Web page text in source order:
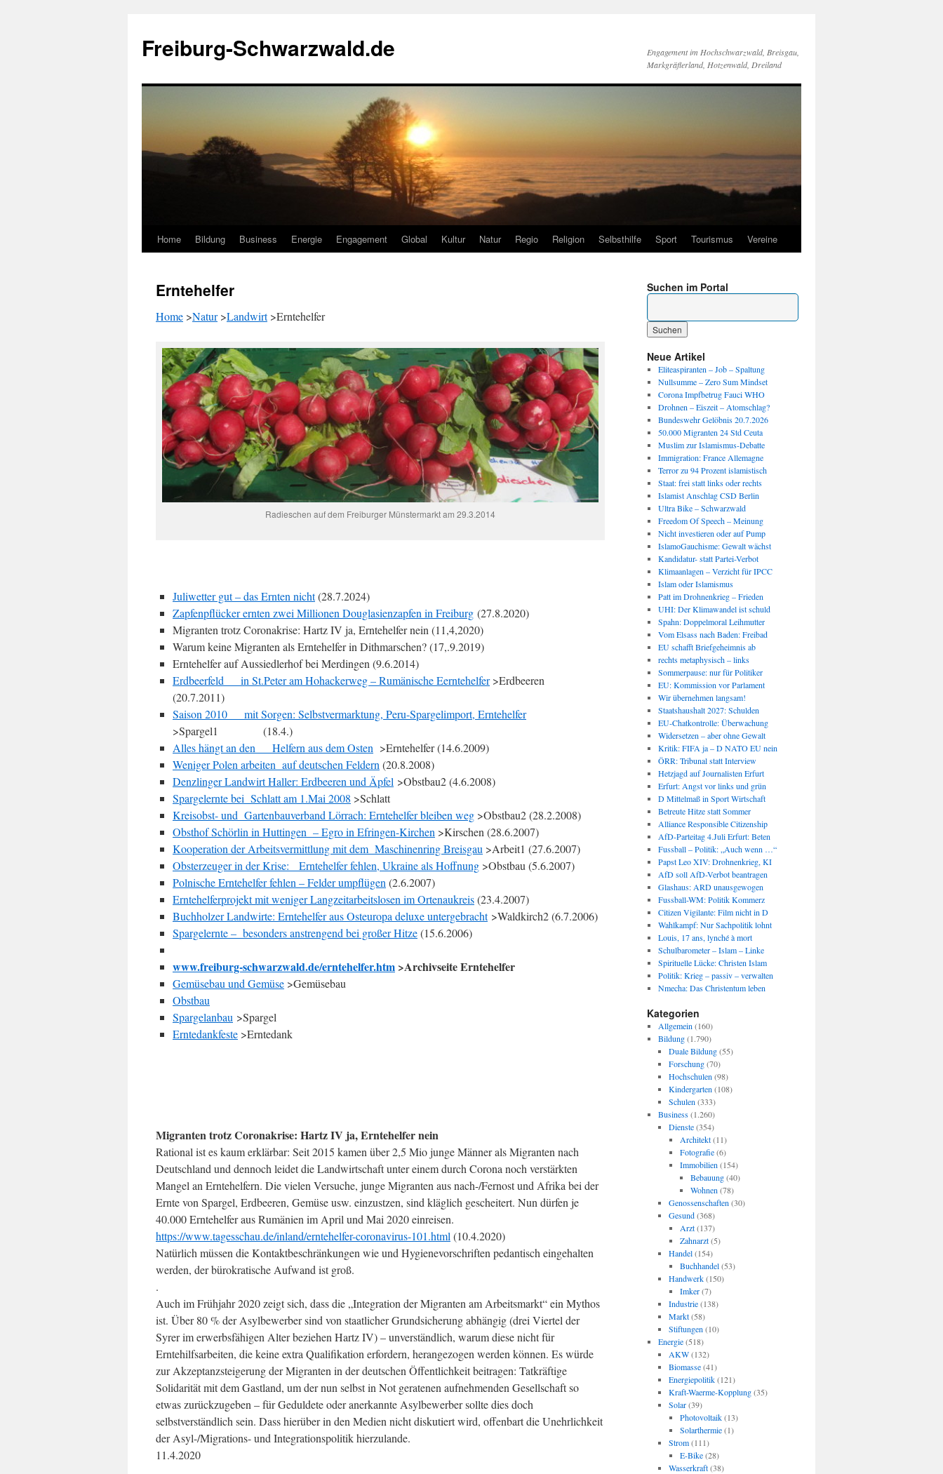
springen
Freiburg-Schwarzwald.de
Engagement im Hochschwarzwald, Breisgau,
Markgräflerland, Hotzenwald, Dreiland
Home Bildung Business Energie Engagement Global Kultur Natur Regio Religion Selbsthilfe Sport Tourismus Vereine
Erntehelfer
Home >Natur>Landwirt>Erntehelfer
Radieschen auf dem Freiburger Münstermarkt am 29.3.2014
Juliwetter gut – das Ernten nicht(28.7.2024)
Zapfenpflücker ernten zwei Millionen Douglasienzapfen in Freiburg (27.8.2020)
Migranten trotz Coronakrise: Hartz IV ja, Erntehelfer nein (11,4,2020)
Warum keine Migranten als Erntehelfer in Dithmarschen? (17,.9.2019)
Erntehelfer auf Aussiedlerhof bei Merdingen (9.6.2014)
Erdbeerfeld in St.Peter am Hohackerweg – Rumänische Eerntehelfer>Erdbeeren
(20.7.2011)
Saison 2010 mit Sorgen: Selbstvermarktung, Peru-Spargelimport, Erntehelfer
>Spargel1 (18.4.)
Alles hängt an den Helfern aus dem Osten >Erntehelfer (14.6.2009)
Weniger Polen arbeiten auf deutschen Feldern (20.8.2008)
Denzlinger Landwirt Haller: Erdbeeren und Äpfel >Obstbau2 (4.6.2008)
Spargelernte bei Schlatt am 1.Mai 2008 >Schlatt
Kreisobst- und Gartenbauverband Lörrach: Erntehelfer bleiben weg >Obstbau2 (28.2.2008)
Obsthof Schörlin in Huttingen – Egro in Efringen-Kirchen >Kirschen (28.6.2007)
Kooperation der Arbeitsvermittlung mit dem Maschinenring Breisgau >Arbeit1 (27.6.2007)
Obsterzeuger in der Krise: Erntehelfer fehlen, Ukraine als Hoffnung >Obstbau (5.6.2007)
Polnische Erntehelfer fehlen – Felder umpflügen (2.6.2007)
Erntehelferprojekt mit weniger Langzeitarbeitslosen im Ortenaukreis(23.4.2007)
Buchholzer Landwirte: Erntehelfer aus Osteuropa deluxe untergebracht>Waldkirch2 (6.7.2006)
Spargelernte – besonders anstrengend bei großer Hitze(15.6.2006)
www.freiburg-schwarzwald.de/erntehelfer.htm >Archivseite Erntehelfer
Gemüsebau und Gemüse >Gemüsebau
Obstbau
Spargelanbau >Spargel
Erntedankfeste >Erntedank
Migranten trotz Coronakrise: Hartz IV ja, Erntehelfer nein
Rational ist es kaum erklärbar: Seit 2015 kamen über 2,5 Mio junge Männer als Migranten nach
Deutschland und dennoch leidet die Landwirtschaft unter einem durch Corona noch verstärkten
Mangel an Erntehelfern. Die vielen Versuche, junge Migranten aus nach-/Fernost und Afrika bei der
Ernte von Spargel, Erdbeeren, Gemüse usw. einzustzen, sind kläglich gescheitert. Nun dürfen je
40.000 Erntehelfer aus Rumänien im April und Mai 2020 einreisen.
https://www.tagesschau.de/inland/erntehelfer-coronavirus-101.html (10.4.2020)
Natürlich müssen die Kontaktbeschränkungen wie und Hygienevorschriften pedantisch eingehalten
werden, der bürokratische Aufwand ist groß.
.
Auch im Frühjahr 2020 zeigt sich, dass die „Integration der Migranten am Arbeitsmarkt“ ein Mythos
ist. Über 80 % der Asylbewerber sind von staatlicher Grundsicherung abhängig (drei Viertel der
Syrer im erwerbsfähigen Alter beziehen Hartz IV) – unverständlich, warum diese nicht für
Erntehilfsarbeiten, die keine extra Qualifikation erfordern, herangezogen werden können. Es würde
zur Akzeptanzsteigerung der Migranten in der deutschen Öffentlichkeit beitragen: Tatkräftige
Solidarität mit dem Gastland, um der nun selbst in Not geratenen aufnehmenden Gesellschaft so
etwas zurückzugeben – für Geduldete oder anerkannte Asylbewerber sollte dies doch
selbstverständlich sein. Dass hierüber in den Medien nicht diskutiert wird, offenbart die Unehrlichkeit
der Asyl-/Migrations- und Integrationspolitik hierzulande.
11.4.2020
Suchen im Portal
Neue Artikel
Eliteaspiranten – Job – Spaltung
Nullsumme – Zero Sum Mindset
Corona Impfbetrug Fauci WHO
Drohnen – Eiszeit – Atomschlag?
Bundeswehr Gelöbnis 20.7.2026
50.000 Migranten 24 Std Ceuta
Muslim zur Islamismus-Debatte
Immigration: France Allemagne
Terror zu 94 Prozent islamistisch
Staat: frei statt links oder rechts
Islamist Anschlag CSD Berlin
Ultra Bike – Schwarzwald
Freedom Of Speech – Meinung
Nicht investieren oder auf Pump
IslamoGauchisme: Gewalt wächst
Kandidatur- statt Partei-Verbot
Klimaanlagen – Verzicht für IPCC
Islam oder Islamismus
Patt im Drohnenkrieg – Frieden
UHI: Der Klimawandel ist schuld
Spahn: Doppelmoral Leihmutter
Vom Elsass nach Baden: Freibad
EU schafft Briefgeheimnis ab
rechts metaphysisch – links
Sommerpause: nur für Politiker
EU: Kommission vor Parlament
Wir übernehmen langsam!
Staatshaushalt 2027: Schulden
EU-Chatkontrolle: Überwachung
Widersetzen – aber ohne Gewalt
Kritik: FIFA ja – D NATO EU nein
ÖRR: Tribunal statt Interview
Hetzjagd auf Journalisten Erfurt
Erfurt: Angst vor links und grün
D Mittelmaß in Sport Wirtschaft
Betreute Hitze statt Sommer
Alliance Responsible Citizenship
AfD-Parteitag 4.Juli Erfurt: Beten
Fussball – Politik: „Auch wenn …“
Papst Leo XIV: Drohnenkrieg, KI
AfD soll AfD-Verbot beantragen
Glashaus: ARD unausgewogen
Fussball-WM: Politik Kommerz
Citizen Vigilante: Film nicht in D
Wahlkampf: Nur Sachpolitik lohnt
Louis, 17 ans, lynché à mort
Schulbarometer – Islam – Linke
Spirituelle Lücke: Christen Islam
Politik: Krieg – passiv – verwalten
Nmecha: Das Christentum leben
Kategorien
Allgemein (160)
Bildung(1.790)
Duale Bildung(55)
Forschung(70)
Hochschulen (98)
Kindergarten (108)
Schulen (333)
Business(1.260)
Dienste(354)
Architekt(11)
Fotografie(6)
Immobilien (154)
Bebauung(40)
Wohnen (78)
Genossenschaften (30)
Gesund(368)
Arzt(137)
Zahnarzt(5)
Handel(154)
Buchhandel(53)
Handwerk(150)
Imker(7)
Industrie(138)
Markt(58)
Stiftungen (10)
Energie(518)
AKW(132)
Biomasse(41)
Energiepolitik(121)
Kraft-Waerme-Kopplung(35)
Solar(39)
Photovoltaik(13)
Solarthermie(1)
Strom(111)
E-Bike(28)
Wasserkraft(38)